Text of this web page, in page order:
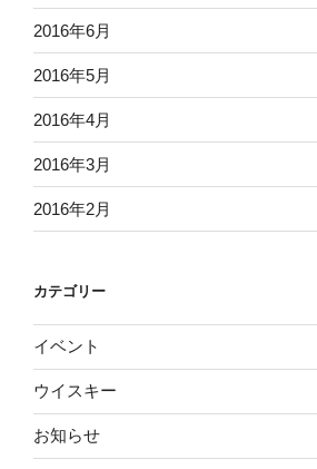
2016年6月
2016年5月
2016年4月
2016年3月
2016年2月
カテゴリー
イベント
ウイスキー
お知らせ